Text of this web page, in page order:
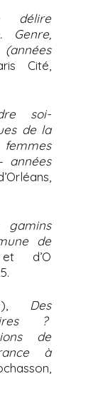
délire
Genre,
Cité,
soi-
de la
années
gamins
de
d’O
Des
?
de
à